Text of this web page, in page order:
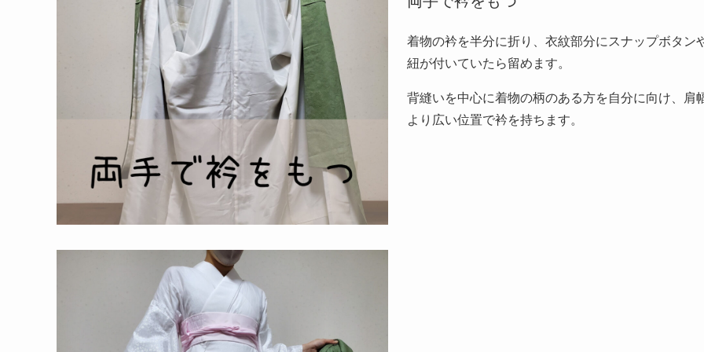
着物の衿を半分に折り、衣紋部分にスナップボタン
紐が付いていたら留めます。
背縫いを中心に着物の柄のある方を自分に向け、肩
より広い位置で衿を持ちます。